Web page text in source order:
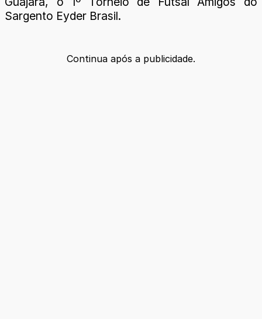
Sargento Eyder Brasil.
Continua após a publicidade.